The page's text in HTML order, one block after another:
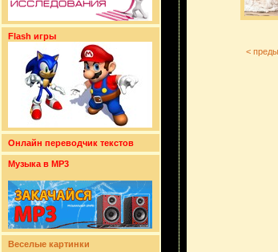
Flash игры
Онлайн переводчик текстов
Музыка в MP3
Веселые картинки
<